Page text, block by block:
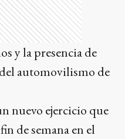
y la presencia de
automovilismo de
nuevo ejercicio que
de semana en el